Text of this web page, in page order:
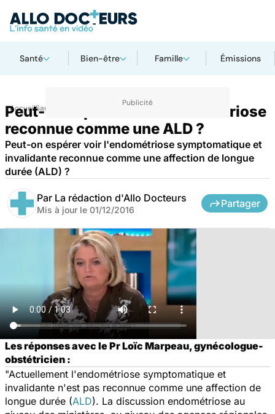
Santé Bien-être Famille Émissions
AccueilSanté
Peut-on espérer voir l'endométriose
reconnue comme une ALD ?
Peut-on espérer voir l'endométriose symptomatique et
invalidante reconnue comme une affection de longue
durée (ALD) ?
Par La rédaction d'Allo Docteurs
Mis à jour le 01/12/2016
Partager
Les réponses avec le Pr Loïc Marpeau, gynécologue-
obstétricien :
"Actuellement l'endométriose symptomatique et
invalidante n'est pas reconnue comme une affection de
longue durée (ALD). La discussion endométriose au